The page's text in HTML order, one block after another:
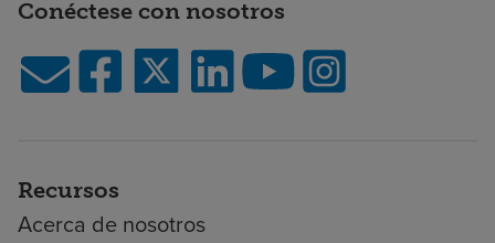
Conéctese con nosotros
Recursos
Acerca de nosotros